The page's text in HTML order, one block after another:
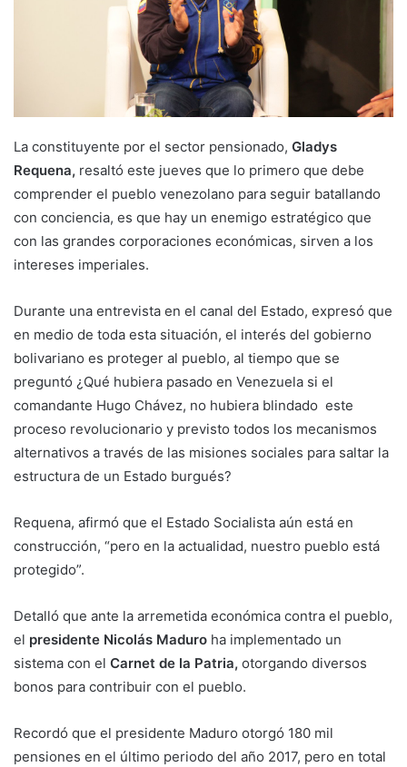
La constituyente por el sector pensionado, Gladys
Requena, resaltó este jueves que lo primero que debe
comprender el pueblo venezolano para seguir batallando
con conciencia, es que hay un enemigo estratégico que
con las grandes corporaciones económicas, sirven a los
intereses imperiales.
Durante una entrevista en el canal del Estado, expresó que
en medio de toda esta situación, el interés del gobierno
bolivariano es proteger al pueblo, al tiempo que se
preguntó ¿Qué hubiera pasado en Venezuela si el
comandante Hugo Chávez, no hubiera blindado este
proceso revolucionario y previsto todos los mecanismos
alternativos a través de las misiones sociales para saltar la
estructura de un Estado burgués?
Requena, afirmó que el Estado Socialista aún está en
construcción, “pero en la actualidad, nuestro pueblo está
protegido”.
Detalló que ante la arremetida económica contra el pueblo,
el presidente Nicolás Maduro ha implementado un
sistema con el Carnet de la Patria, otorgando diversos
bonos para contribuir con el pueblo.
Recordó que el presidente Maduro otorgó 180 mil
pensiones en el último periodo del año 2017, pero en total